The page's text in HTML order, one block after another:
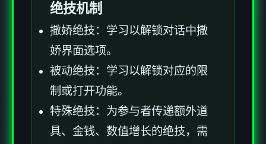
绝技机制
撒娇绝技：学习以解锁对话中撒
娇界面选项。
被动绝技：学习以解锁对应的限
制或打开功能。
特殊绝技：为参与者传递额外道
具、金钱、数值增长的绝技，需